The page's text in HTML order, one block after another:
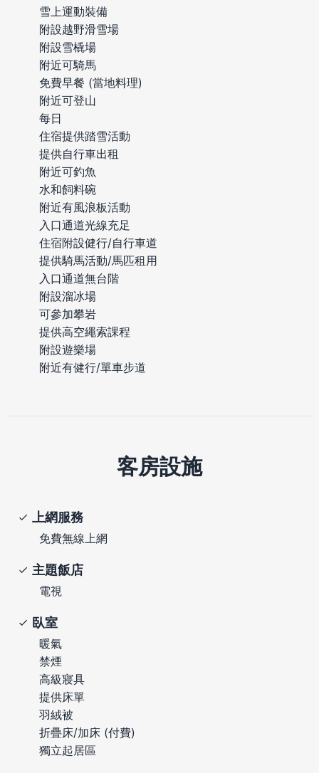
雪上運動裝備
附設越野滑雪場
附設雪橇場
附近可騎馬
免費早餐 (當地料理)
附近可登山
每日
住宿提供踏雪活動
提供自行車出租
附近可釣魚
水和飼料碗
附近有風浪板活動
入口通道光線充足
住宿附設健行/自行車道
提供騎馬活動/馬匹租用
入口通道無台階
附設溜冰場
可參加攀岩
提供高空繩索課程
附設遊樂場
附近有健行/單車步道
客房設施
上網服務
免費無線上網
主題飯店
電視
臥室
暖氣
禁煙
高級寢具
提供床單
羽絨被
折疊床/加床 (付費)
獨立起居區